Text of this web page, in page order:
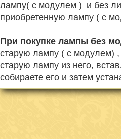
лампу( с модулем ) и без
приобретенную лампу ( с
При покупке лампы без
старую лампу ( с модулем) ,
старую лампу из него,
собираете его и затем